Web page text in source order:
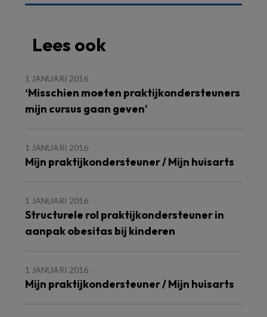
Lees ook
1 JANUARI 2016
‘Misschien moeten praktijkondersteuners
mijn cursus gaan geven’
1 JANUARI 2016
Mijn praktijkondersteuner / Mijn huisarts
1 JANUARI 2016
Structurele rol praktijkondersteuner in
aanpak obesitas bij kinderen
1 JANUARI 2016
Mijn praktijkondersteuner / Mijn huisarts